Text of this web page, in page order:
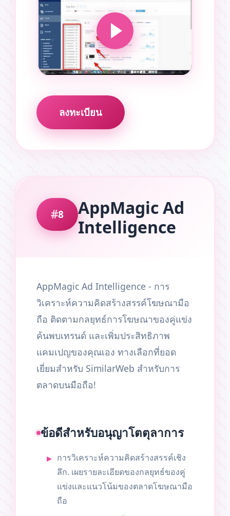
ลงทะเบียน
8
AppMagic Ad
Intelligence
AppMagic Ad Intelligence - การ
วิเคราะห์ความคิดสร้างสรรค์โฆษณามือ
ถือ ติดตามกลยุทธ์การโฆษณาของคู่แข่ง
ค้นพบเทรนด์ และเพิ่มประสิทธิภาพ
แคมเปญของคุณเอง ทางเลือกที่ยอด
เยี่ยมสำหรับ SimilarWeb สำหรับการ
ตลาดบนมือถือ!
ข้อดีสำหรับอนุญาโตตุลาการ
การวิเคราะห์ความคิดสร้างสรรค์เชิง
ลึก. เผยรายละเอียดของกลยุทธ์ของคู่
แข่งและแนวโน้มของตลาดโฆษณามือ
ถือ